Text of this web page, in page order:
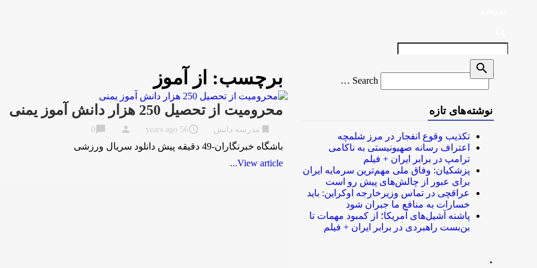
برچسب: از آموز
محرومیت از تحصیل 250 هزار دانش آموز یمنی
مدرسه دانش access_time
56 years ago
person
chat_bubble
0
باشگاه خبرنگاران-49 دقیقه پیش دانلود سریال ورزشی
View article...
Search
for
Search …
search
نوشته‌های تازه
تکذیب وقوع انفجار در مرز شلمچه
اعتراف رسانه صهیونیستی به ناکامی
ترامپ در برابر ایران + فیلم
پزشکیان: وفاق ملی مهم‌ترین سرمایه ایران
برای عبور از چالش‌های پیش رو است
عراقچی در تماس وزیرخارجه اوکراین: باید
خسارات به منافع ما جبران شود
پاشنه آشیل‌های آمریکا؛ از کمبود مهمات تا
بن‌بست راهبردی در برابر ایران + فیلم
.